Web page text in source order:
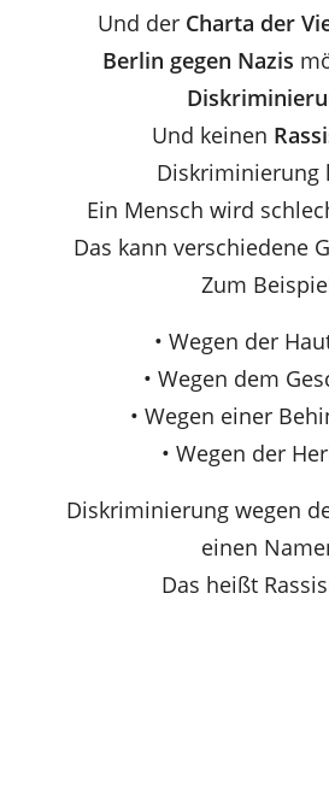
Und der Charta der
Berlin gegen Nazis
Und keinen
Diskriminierung
Ein Mensch wird
Das kann verschiedene
Zum
• Wegen der
• Wegen dem
• Wegen einer
• Wegen der
Diskriminierung wegen
einen
Das heißt